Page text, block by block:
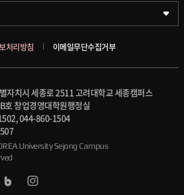
원)
템(KUSEUM)
처리방침 이메일무단수집거부
자치시 세종로 2511 고려대학교 세종캠퍼스
호 창업경영대학원행정실
044-860-1504
University Sejong Campus